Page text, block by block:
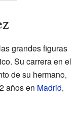
grandes figuras
Su carrera en el
de su hermano,
años en Madrid,